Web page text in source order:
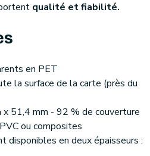
qualité et fiabilité.
en PET
la surface de la carte (près du
x 51,4 mm - 92 % de couverture
ou composites
disponibles en deux épaisseurs :